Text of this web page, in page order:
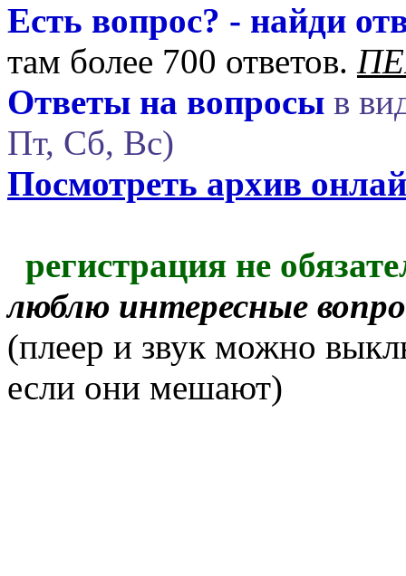
Есть вопрос? - найди
там более 700 ответов.
Ответы на вопросы в
Пт, Сб, Вс)
Посмотреть архив
регистрация не
люблю интересные
(плеер и звук можно
если они мешают)